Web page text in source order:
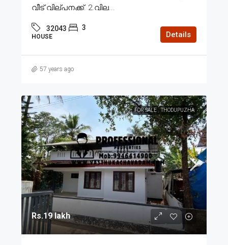
വീട് വില്പനക്ക്. 2.വില...
32043 3
HOUSE Details
57 years ago
FOR SALE THODUPUZHA
Rs.19 lakh